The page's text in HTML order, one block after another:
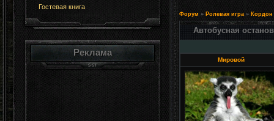
Гостевая книга
Реклама
Форум » Ролевая игра » Кордон
Автобусная
Мировой